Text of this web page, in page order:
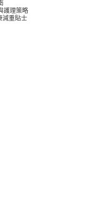
護理策略
減重貼士